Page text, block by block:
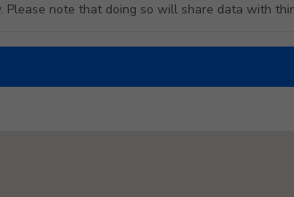
note that doing so will share data with